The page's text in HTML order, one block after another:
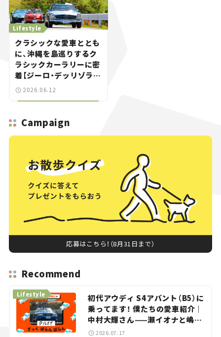
Lifestyle
クラシックな愛車ととも
に、沖縄を島巡りするク
ラシックカーラリーに密
着【ジーロ・デッリゾラ沖
縄｜Giro dell’Isola
2026.06.12
Campaign
応募はこちら！（8月31日まで）
Recommend
初代アウディ S4アバント（B5）に
乗ってます！ 僕たちの愛車紹介｜
中村大輝さん——瀬イオナと嶋田
智之の「クルマでざっくばらんば
Lifestyle
2026.07.17